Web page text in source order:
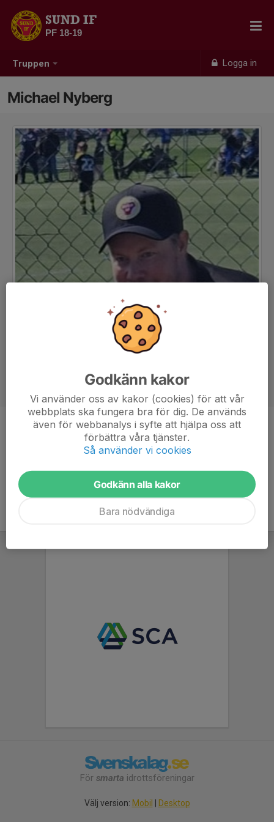
Truppen Logga in
SUND IF
PF 18-19
Michael Nyberg
Tränare
40 år
För smarta idrottsföreningar
Välj version: Mobil Desktop
Godkänn kakor
Vi använder oss av kakor (cookies) för att vår
webbplats ska fungera bra för dig. De används
även för webbanalys i syfte att hjälpa oss att
förbättra våra tjänster.
Så använder vi cookies
Godkänn alla kakor
Bara nödvändiga